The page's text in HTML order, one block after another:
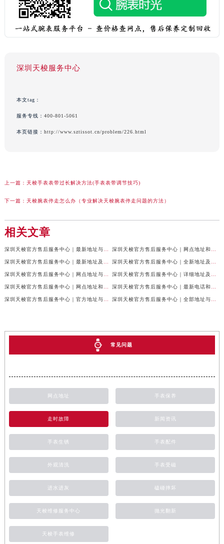
深圳天梭服务中心
本文tag：
服务专线： 400-801-5061
本页链接： http://www.sztissot.cn/problem/226.html
上一篇： 天梭手表表带过长解决方法(手表表带调节技巧)
下一篇： 天梭腕表停走怎么办（专业解决天梭腕表停走问题的方法）
相关文章
常见问题
网点地址 手表保养
走时故障 新闻资讯
手表生锈 手表配件
外观清洗 手表受磁
进水进灰 磕碰摔坏
天梭维修服务中心 抛光翻新
天梭手表维修